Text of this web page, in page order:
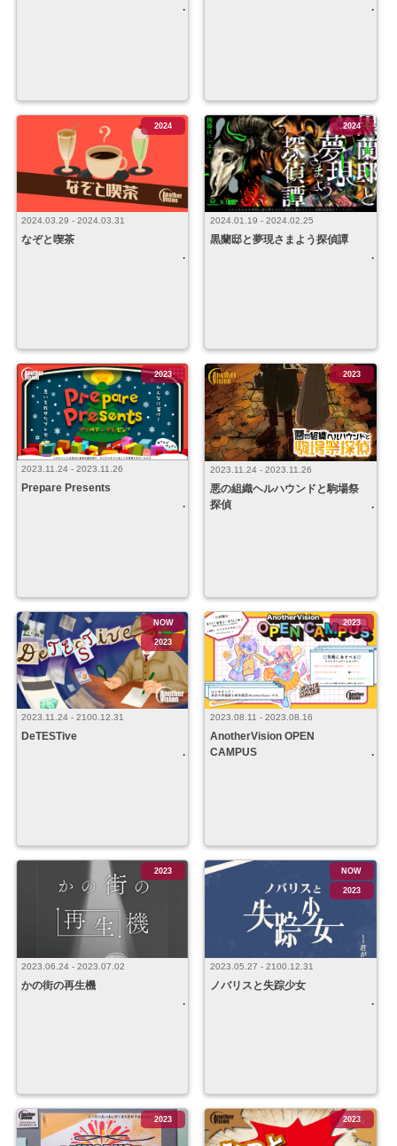
2024.03.29 - 2024.03.31
なぞと喫茶
2024
2024.01.19 - 2024.02.25
黒蘭邸と夢現さまよう探偵譚
2024
2023.11.24 - 2023.11.26
Prepare Presents
2023
2023.11.24 - 2023.11.26
悪の組織ヘルハウンドと駒場祭
探偵
2023
2023.11.24 - 2100.12.31
DeTESTive
NOW
2023
2023.08.11 - 2023.08.16
AnotherVision OPEN
CAMPUS
2023
2023.06.24 - 2023.07.02
かの街の再生機
2023
2023.05.27 - 2100.12.31
ノバリスと失踪少女
NOW
2023
2023 2023